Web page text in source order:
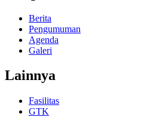
Berita
Pengumuman
Agenda
Galeri
Lainnya
Fasilitas
GTK